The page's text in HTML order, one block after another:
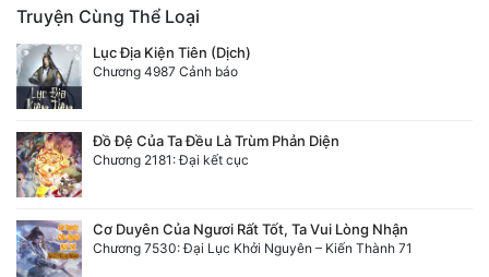
Truyện Cùng Thể Loại
Lục Địa Kiện Tiên (Dịch)
Chương 4987 Cảnh báo
Đồ Đệ Của Ta Đều Là Trùm Phản Diện
Chương 2181: Đại kết cục
Cơ Duyên Của Ngươi Rất Tốt, Ta Vui Lòng Nhận
Chương 7530: Đại Lục Khởi Nguyên – Kiến Thành 71